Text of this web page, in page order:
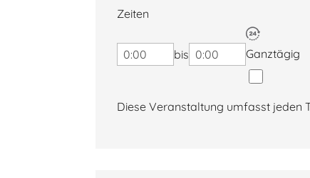
Zeiten
Startzeitpunkt
bis EndzeitpunktGanztägig
Diese Veranstaltung umfasst jeden